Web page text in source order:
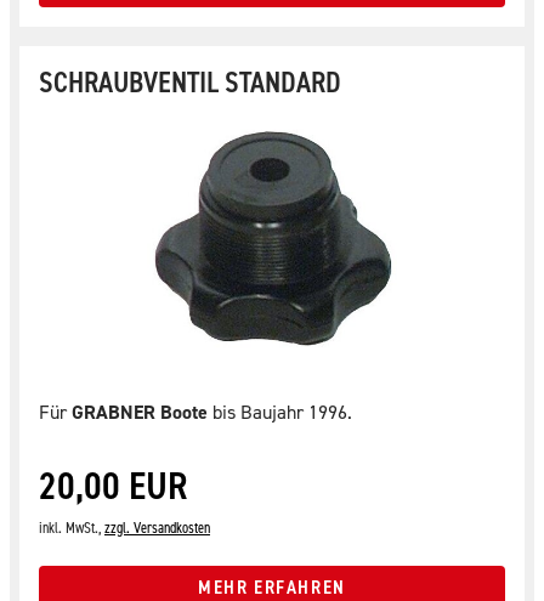
SCHRAUBVENTIL STANDARD
FürGRABNER Boote bis Baujahr 1996.
20,00 EUR
inkl. MwSt.,zzgl. Versandkosten
MEHR ERFAHREN